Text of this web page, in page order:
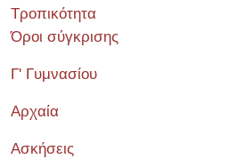
Τροπικότητα
Όροι σύγκρισης
Γ' Γυμνασίου
Αρχαία
Ασκήσεις